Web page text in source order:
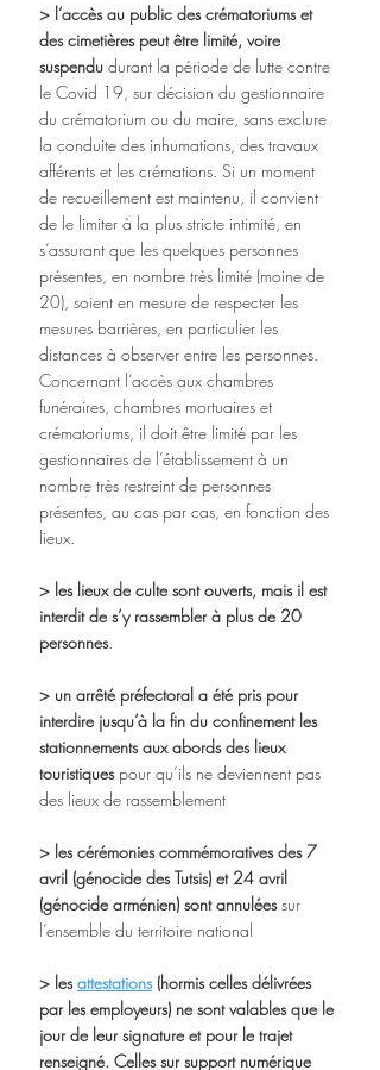
> l’accès au public des crématoriums et
des cimetières peut être limité, voire
suspendu durant la période de lutte contre
le Covid 19, sur décision du gestionnaire
du crématorium ou du maire, sans exclure
la conduite des inhumations, des travaux
afférents et les crémations. Si un moment
de recueillement est maintenu, il convient
de le limiter à la plus stricte intimité, en
s’assurant que les quelques personnes
présentes, en nombre très limité (moine de
20), soient en mesure de respecter les
mesures barrières, en particulier les
distances à observer entre les personnes.
Concernant l’accès aux chambres
funéraires, chambres mortuaires et
crématoriums, il doit être limité par les
gestionnaires de l’établissement à un
nombre très restreint de personnes
présentes, au cas par cas, en fonction des
lieux.
> les lieux de culte sont ouverts, mais il est
interdit de s’y rassembler à plus de 20
personnes.
> un arrêté préfectoral a été pris pour
interdire jusqu’à la fin du confinement les
stationnements aux abords des lieux
touristiques pour qu’ils ne deviennent pas
des lieux de rassemblement
> les cérémonies commémoratives des 7
avril (génocide des Tutsis) et 24 avril
(génocide arménien) sont annulées sur
l’ensemble du territoire national
> les attestations (hormis celles délivrées
par les employeurs) ne sont valables que le
jour de leur signature et pour le trajet
renseigné. Celles sur support numérique